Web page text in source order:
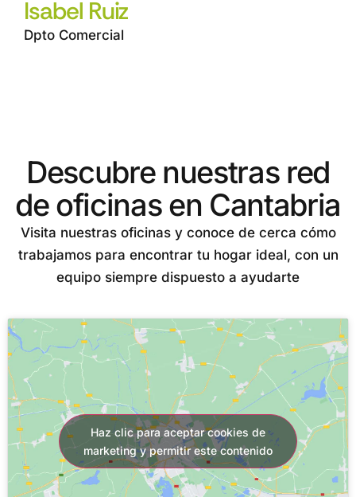
Isabel Ruiz
Dpto Comercial
Descubre nuestras red
de oficinas en Cantabria
Visita nuestras oficinas y conoce de cerca cómo
trabajamos para encontrar tu hogar ideal, con un
equipo siempre dispuesto a ayudarte
Haz clic para aceptar cookies de
marketing y permitir este contenido